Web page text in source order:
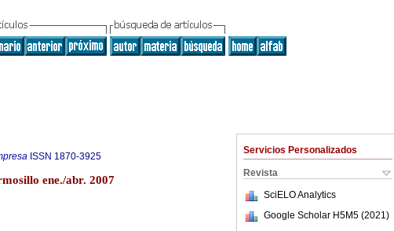
Servicios Personalizados
Revista
SciELO Analytics
Google Scholar H5M5 (2021 )
ISSN 1870-3925
ene./abr. 2007